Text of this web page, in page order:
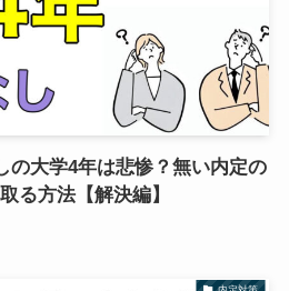
の大学4年は悲惨？無い内定の
る方法【解決編】